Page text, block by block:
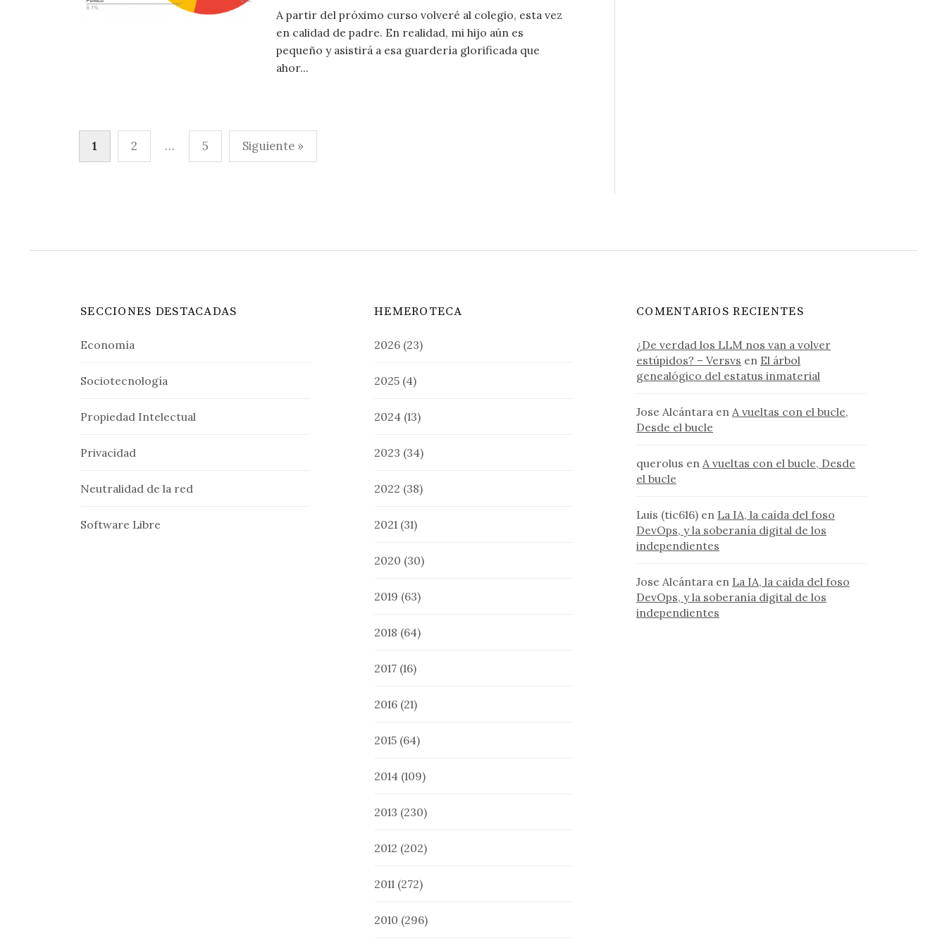
A partir del próximo curso volveré al colegio, esta vez
en calidad de padre. En realidad, mi hijo aún es
pequeño y asistirá a esa guardería glorificada que
ahor...
Paginación
1 2 … 5 Siguiente »
SECCIONES DESTACADAS
Economía
Sociotecnología
Propiedad Intelectual
Privacidad
Neutralidad de la red
Software Libre
HEMEROTECA
2026 (23)
2025 (4)
2024 (13)
2023 (34)
2022 (38)
2021 (31)
2020 (30)
2019 (63)
2018 (64)
2017 (16)
2016 (21)
2015 (64)
2014 (109)
2013 (230)
2012 (202)
2011 (272)
2010 (296)
COMENTARIOS RECIENTES
¿De verdad los LLM nos van a volver
estúpidos? – Versvs en El árbol
genealógico del estatus inmaterial
Jose Alcántara en A vueltas con el bucle,
Desde el bucle
querolus en A vueltas con el bucle, Desde
el bucle
Luis (tic616) en La IA, la caída del foso
DevOps, y la soberanía digital de los
independientes
Jose Alcántara en La IA, la caída del foso
DevOps, y la soberanía digital de los
independientes